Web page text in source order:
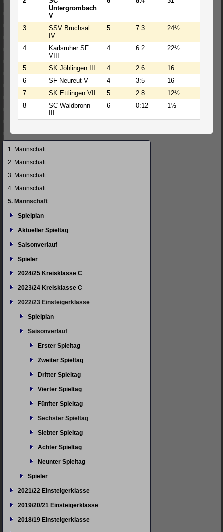
Untergrombach
V
3
SSV Bruchsal
IV
5 7:3 24½
4
Karlsruher SF
VIII
4 6:2 22½
5 SK Jöhlingen III 4 2:6 16
6
SF Neureut V 4 3:5 16
7
SK Ettlingen VII 5 2:8 12½
8
SC Waldbronn
6 0:12 1½
Navigation
1. Mannschaft
2. Mannschaft
3. Mannschaft
4. Mannschaft
5. Mannschaft
Spielplan
Aktueller Spieltag
Saisonverlauf
Spieler
2024/25 Kreisklasse C
2023/24 Kreisklasse C
2022/23 Einsteigerklasse
Spielplan
Saisonverlauf
Erster Spieltag
Zweiter Spieltag
Dritter Spieltag
Vierter Spieltag
Fünfter Spieltag
Sechster Spieltag
Siebter Spieltag
Achter Spieltag
Neunter Spieltag
Spieler
2021/22 Einsteigerklasse
2019/20/21 Einsteigerklasse
2018/19 Einsteigerklasse